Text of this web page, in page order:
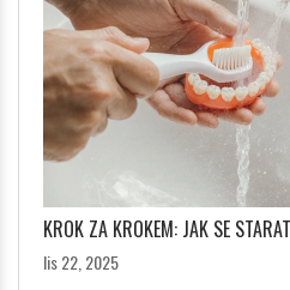
KROK ZA KROKEM: JAK SE
lis 22, 2025